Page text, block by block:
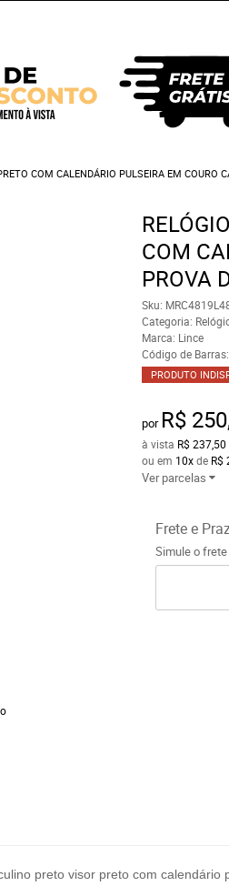
COM CALENDÁRIO PULSEIRA EM COURO
COM
PROVA
Sku:
Categoria:
Marca: Lince
Código de Barras:
PRODUTO
por R$
à vista R$ 237,50
ou em 10xde R$
Ver parcelas
Frete e
Simule o
preto visor preto com calendário